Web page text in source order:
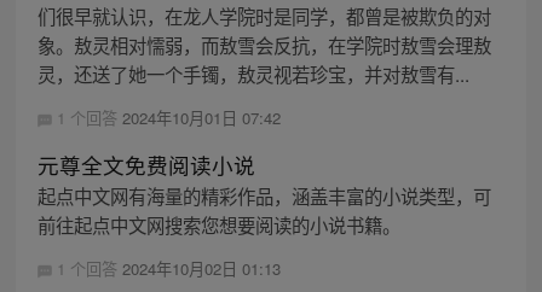
们很早就认识，在龙人学院时是同学，都曾是被欺负的对
象。敖灵相对懦弱，而敖雪会反抗，在学院时敖雪会理敖
灵，还送了她一个手镯，敖灵视若珍宝，并对敖雪有...
1 个回答 2024年10月01日 07:42
元尊全文免费阅读小说
起点中文网有海量的精彩作品，涵盖丰富的小说类型，可
前往起点中文网搜索您想要阅读的小说书籍。
1 个回答 2024年10月02日 01:13